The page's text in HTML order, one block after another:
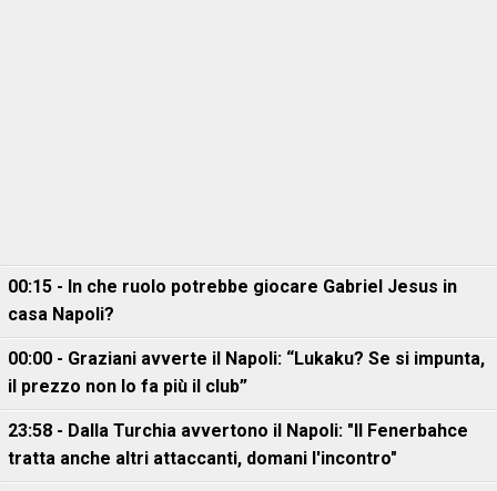
00:15 - In che ruolo potrebbe giocare Gabriel Jesus in
casa Napoli?
00:00 - Graziani avverte il Napoli: “Lukaku? Se si impunta,
il prezzo non lo fa più il club”
23:58 - Dalla Turchia avvertono il Napoli: "Il Fenerbahce
tratta anche altri attaccanti, domani l'incontro"